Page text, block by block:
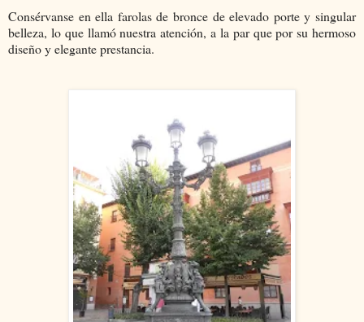
Consérvanse en ella farolas de bronce de elevado porte y singular
belleza, lo que llamó nuestra atención, a la par que por su hermoso
diseño y elegante prestancia.